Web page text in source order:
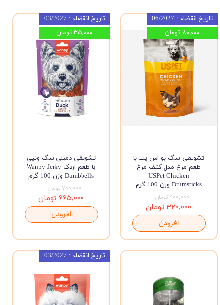
تشویقی سگ یو اس پت با
طعم مرغ مدل کتف مرغ
USPet Chicken
Drumsticks وزن 100 گرم
۴۰۰,۰۰۰ تومان
۳۲۰,۰۰۰ تومان
افزودن
تاریخ انقضاء : 06/2027
۸۰,۰۰۰ تومان
تشویقی دمبلی سگ ونپی
با طعم اردک Wanpy Jerky
Dumbbells وزن 100 گرم
۷۰۰,۰۰۰ تومان
۶۶۵,۰۰۰ تومان
افزودن
تاریخ انقضاء : 03/2027
۳۵,۰۰۰ تومان
تاریخ انقضاء : 03/2027